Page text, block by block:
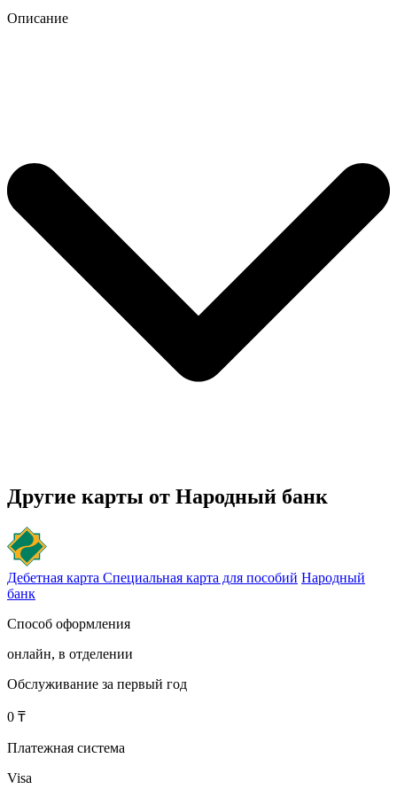
Описание
Другие карты от Народный банк
Дебетная карта Специальная карта для пособий Народный
банк
Способ оформления
онлайн, в отделении
Обслуживание за первый год
0 ₸
Платежная система
Visa